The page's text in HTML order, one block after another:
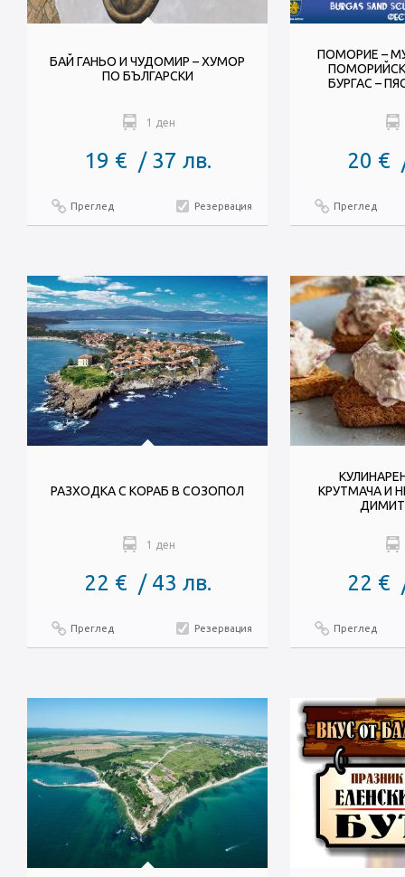
БАЙ ГАНЬО И ЧУДОМИР – ХУМОР
ПО БЪЛГАРСКИ
1 ден
19 € / 37 лв.
Преглед Резервация
ПОМОРИЕ –
БУРГАС –
20 €
Преглед
РАЗХОДКА С КОРАБ В СОЗОПОЛ
1 ден
22 € / 43 лв.
Преглед Резервация
КРУТМАЧА И
22 €
Преглед